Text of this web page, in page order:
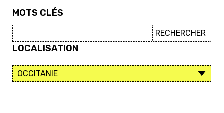
MOTS CLÉS
LOCALISATION